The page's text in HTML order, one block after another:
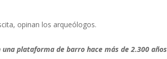
opinan los arqueólogos.
plataforma de barro hace más de 2.300 años